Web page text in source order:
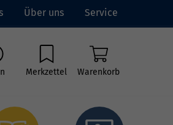
Über uns Service
Merkzettel Warenkorb